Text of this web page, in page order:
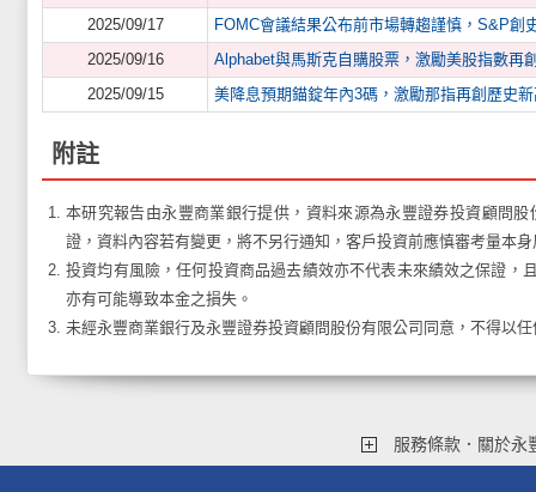
2025/09/17
FOMC會議結果公布前市場轉趨謹慎，S&P創
2025/09/16
Alphabet與馬斯克自購股票，激勵美股指數再
2025/09/15
美降息預期錨錠年內3碼，激勵那指再創歷史
附註
本研究報告由永豐商業銀行提供，資料來源為永豐證券投資顧問
證，資料內容若有變更，將不另行通知，客戶投資前應慎審考量本
投資均有風險，任何投資商品過去績效亦不代表未來績效之保證
亦有可能導致本金之損失。
未經永豐商業銀行及永豐證券投資顧問股份有限公司同意，不得以
服務條款．關於永